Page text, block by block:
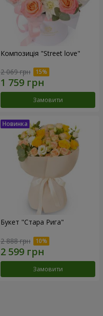
Композиція "Street love"
2 069 грн
Замовити
Букет "Стара Рига"
2 888 грн
Замовити